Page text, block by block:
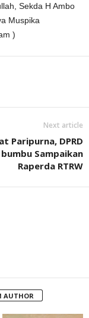
Sekda H Ambo
Muspika
)
Next article
Paripurna, DPRD
Sampaikan
Raperda RTRW
AUTHOR